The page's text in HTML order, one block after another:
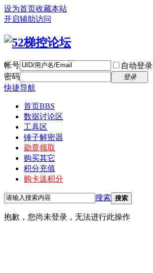
设为首页收藏本站
开启辅助访问
帐号 自动登录
密码
登录
快捷导航
首页BBS
数据讨论区
工具区
锤子解密器
勋章领取
购买其它
积分充值
购卡送积分
搜索 搜索
抱歉，您尚未登录，无法进行此操作